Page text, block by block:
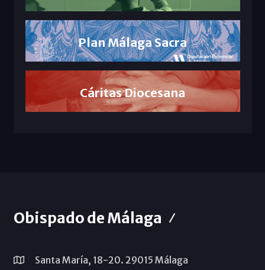
Plan Málaga Sacra
Cáritas Diocesana
Obispado de Málaga
Santa María, 18-20. 29015 Málaga